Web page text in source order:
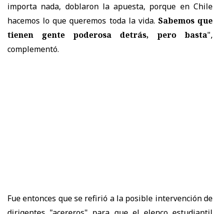
importa nada, doblaron la apuesta, porque en Chile
hacemos lo que queremos toda la vida. Sabemos que
tienen gente poderosa detrás, pero basta",
complementó.
Fue entonces que se refirió a la posible intervención de